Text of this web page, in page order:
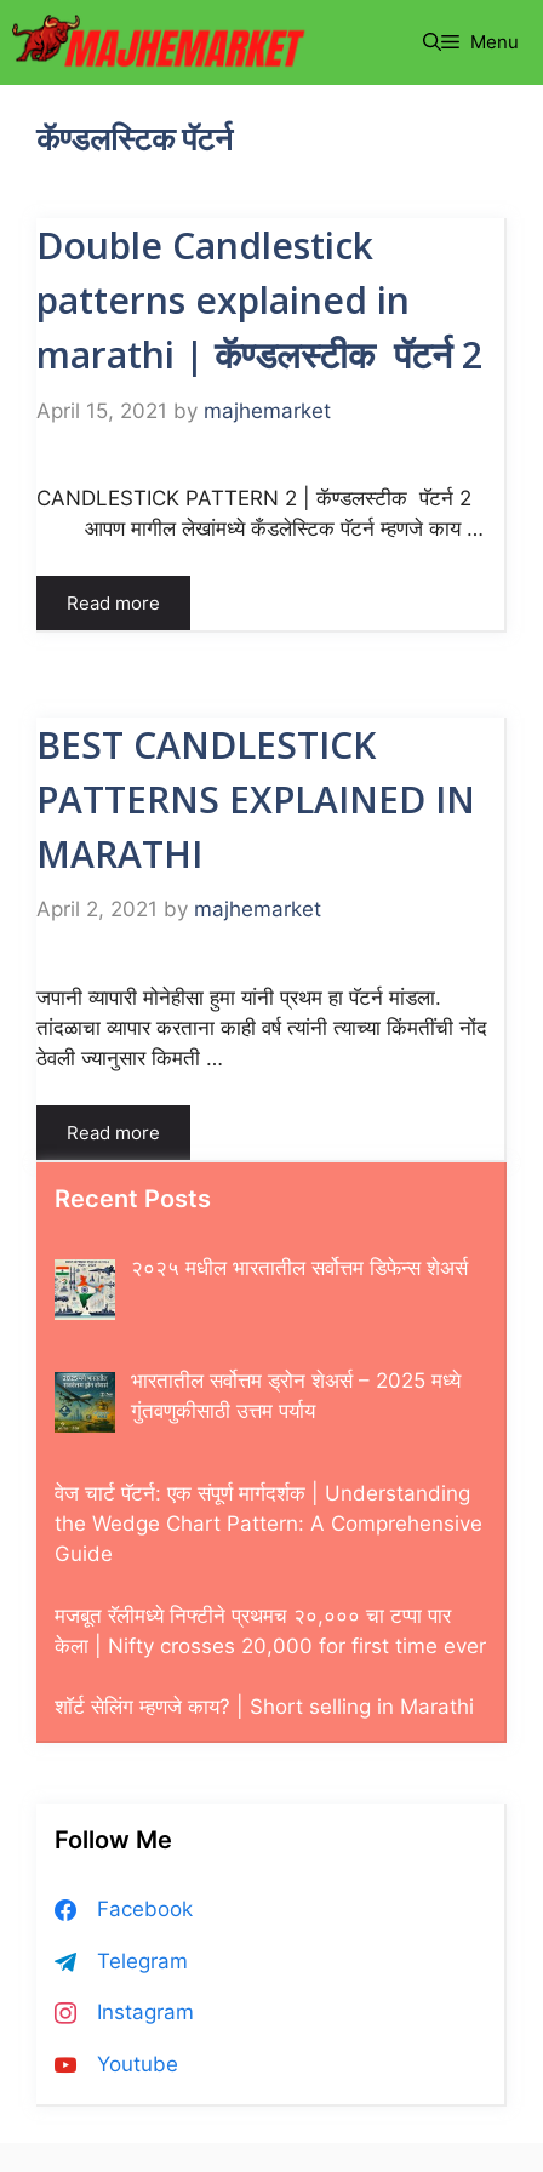
to
content
Menu
कॅण्डलस्टिक पॅटर्न
Double Candlestick
patterns explained in
marathi | कॅण्डलस्टीक पॅटर्न 2
April 15, 2021 by majhemarket
CANDLESTICK PATTERN 2 | कॅण्डलस्टीक पॅटर्न 2
आपण मागील लेखांमध्ये कँडलेस्टिक पॅटर्न म्हणजे काय …
Read more
BEST CANDLESTICK
PATTERNS EXPLAINED IN
MARATHI
April 2, 2021 by majhemarket
जपानी व्यापारी मोनेहीसा हुमा यांनी प्रथम हा पॅटर्न मांडला.
तांदळाचा व्यापार करताना काही वर्ष त्यांनी त्याच्या किंमतींची नोंद
ठेवली ज्यानुसार किमती …
Read more
Recent Posts
२०२५ मधील भारतातील सर्वोत्तम डिफेन्स शेअर्स
भारतातील सर्वोत्तम ड्रोन शेअर्स – 2025 मध्ये
गुंतवणुकीसाठी उत्तम पर्याय
वेज चार्ट पॅटर्न: एक संपूर्ण मार्गदर्शक | Understanding
the Wedge Chart Pattern: A Comprehensive
Guide
मजबूत रॅलीमध्ये निफ्टीने प्रथमच २०,००० चा टप्पा पार
केला | Nifty crosses 20,000 for first time ever
शाॅर्ट सेलिंग म्हणजे काय? | Short selling in Marathi
Follow Me
Facebook
Telegram
Instagram
Youtube